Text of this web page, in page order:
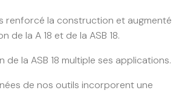
renforcé la construction et augmenté
de la A 18 et de la ASB 18.
la ASB 18 multiple ses applications.
de nos outils incorporent une